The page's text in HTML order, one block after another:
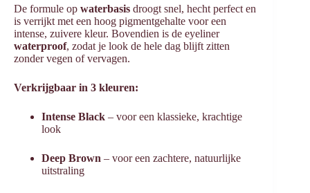
De formule op waterbasis droogt snel, hecht perfect en
is verrijkt met een hoog pigmentgehalte voor een
intense, zuivere kleur. Bovendien is de eyeliner
waterproof, zodat je look de hele dag blijft zitten
zonder vegen of vervagen.
Verkrijgbaar in 3 kleuren:
Intense Black – voor een klassieke, krachtige
look
Deep Brown – voor een zachtere, natuurlijke
uitstraling